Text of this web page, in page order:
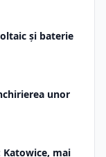
și baterie
unor
Katowice, mai